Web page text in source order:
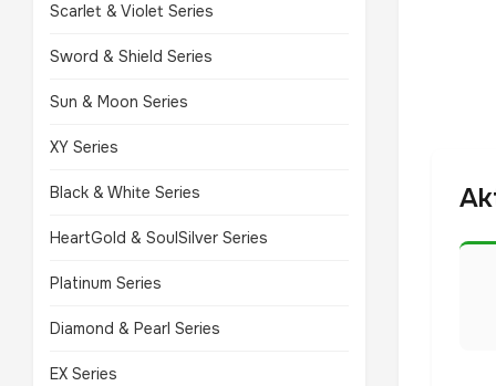
Scarlet & Violet Series
Sword & Shield Series
Sun & Moon Series
XY Series
Black & White Series
HeartGold & SoulSilver Series
Platinum Series
Diamond & Pearl Series
EX Series